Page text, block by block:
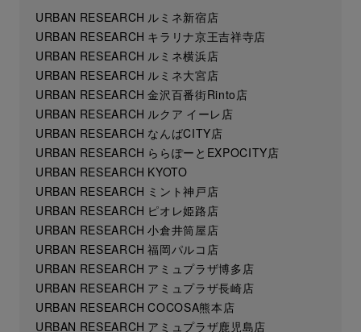
URBAN RESEARCH ルミネ新宿店
URBAN RESEARCH キラリナ京王吉祥寺店
URBAN RESEARCH ルミネ横浜店
URBAN RESEARCH ルミネ大宮店
URBAN RESEARCH 金沢百番街Rinto店
URBAN RESEARCH ルクア イーレ店
URBAN RESEARCH なんばCITY店
URBAN RESEARCH ららぽーとEXPOCITY店
URBAN RESEARCH KYOTO
URBAN RESEARCH ミント神戸店
URBAN RESEARCH ピオレ姫路店
URBAN RESEARCH 小倉井筒屋店
URBAN RESEARCH 福岡パルコ店
URBAN RESEARCH アミュプラザ博多店
URBAN RESEARCH アミュプラザ長崎店
URBAN RESEARCH COCOSA熊本店
URBAN RESEARCH アミュプラザ鹿児島店